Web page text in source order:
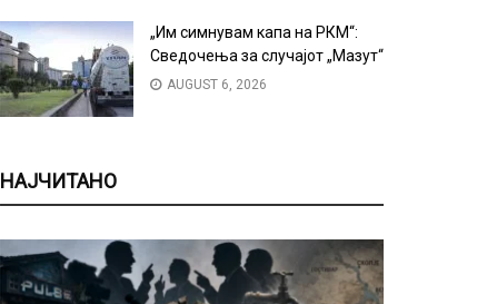
„Им симнувам капа на РКМ“:
Сведочења за случајот „Мазут“
AUGUST 6, 2026
НАЈЧИТАНО